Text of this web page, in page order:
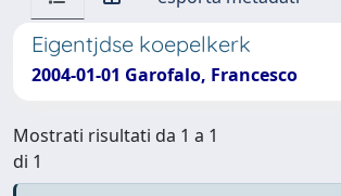
Eigentjdse koepelkerk
2004-01-01 Garofalo, Francesco
Mostrati risultati da 1 a 1
di 1